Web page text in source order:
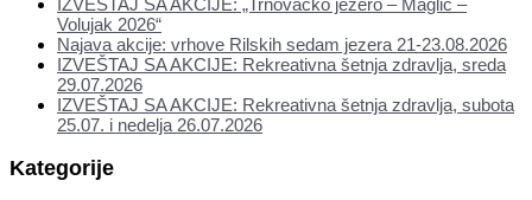
IZVEŠTAJ SA AKCIJE: „Trnovačko jezero – Maglić –
Volujak 2026“
Najava akcije: vrhove Rilskih sedam jezera 21-23.08.2026
IZVEŠTAJ SA AKCIJE: Rekreativna šetnja zdravlja, sreda
29.07.2026
IZVEŠTAJ SA AKCIJE: Rekreativna šetnja zdravlja, subota
25.07. i nedelja 26.07.2026
Kategorije